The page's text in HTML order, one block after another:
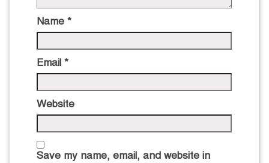
Name *
Email *
Website
Save my name, email, and website in